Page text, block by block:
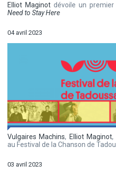
Elliot Maginotdévoile un
Need to Stay Here
04 avril 2023
Vulgaires Machins, Elliot Maginot,
au Festival de la Chanson de
03 avril 2023